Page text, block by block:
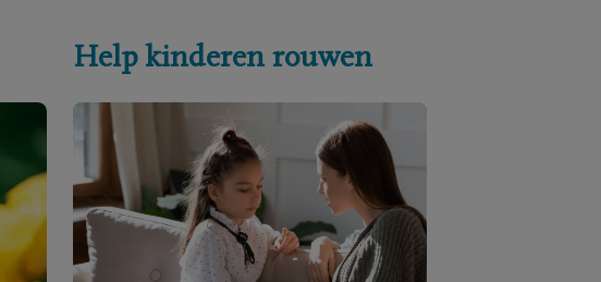
Help kinderen rouwen